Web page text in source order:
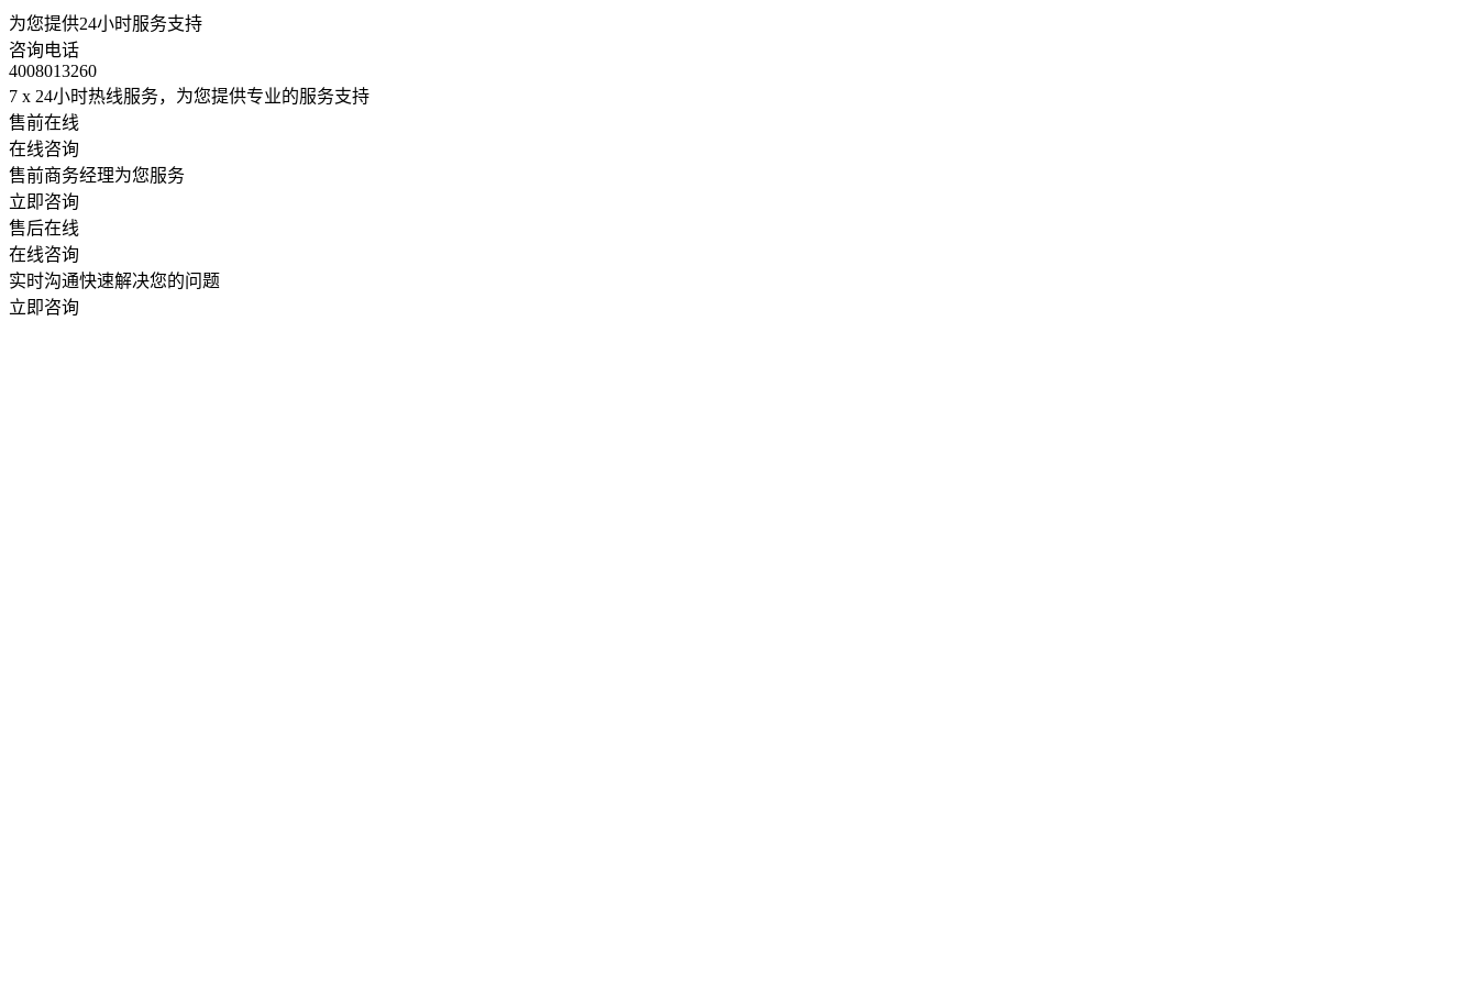
为您提供24小时服务支持
咨询电话
4008013260
7 x 24小时热线服务，为您提供专业的服务支持
售前在线
在线咨询
售前商务经理为您服务
立即咨询
售后在线
在线咨询
实时沟通快速解决您的问题
立即咨询